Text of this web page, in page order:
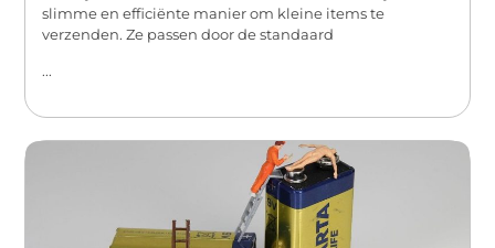
slimme en efficiënte manier om kleine items te
verzenden. Ze passen door de standaard
...